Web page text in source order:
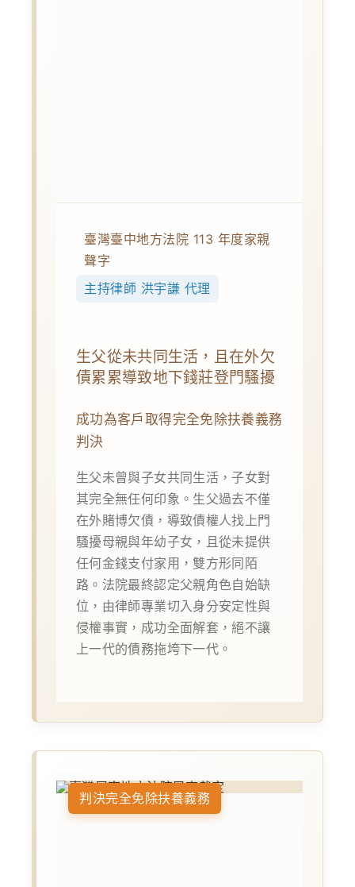
臺灣臺中地方法院 113 年度家親
聲字
主持律師 洪宇謙 代理
生父從未共同生活，且在外欠
債累累導致地下錢莊登門騷擾
成功為客戶取得完全免除扶養義務
判決
生父未曾與子女共同生活，子女對
其完全無任何印象。生父過去不僅
在外賭博欠債，導致債權人找上門
騷擾母親與年幼子女，且從未提供
任何金錢支付家用，雙方形同陌
路。法院最終認定父親角色自始缺
位，由律師專業切入身分安定性與
侵權事實，成功全面解套，絕不讓
上一代的債務拖垮下一代。
判決完全免除扶養義務